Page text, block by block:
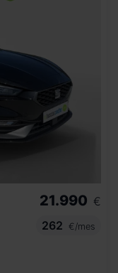
21.990 €
262
€/mes